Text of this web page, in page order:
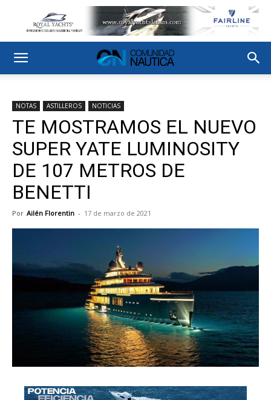
NOTAS ASTILLEROS NOTICIAS
TE MOSTRAMOS EL NUEVO
SUPER YATE LUMINOSITY
DE 107 METROS DE
BENETTI
Por Ailén Florentin - 17 de marzo de 2021